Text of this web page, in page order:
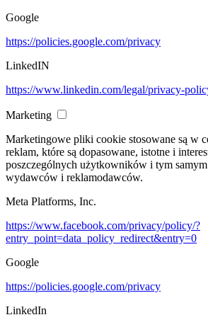
Google
https://policies.google.com/privacy
LinkedIN
https://www.linkedin.com/legal/privacy-
Marketing
Marketingowe pliki cookie stosowane są w
reklam, które są dopasowane, istotne i
poszczególnych użytkowników i tym
wydawców i reklamodawców.
Meta Platforms, Inc.
https://www.facebook.com/privacy/policy/?
entry_point=data_policy_redirect&entry=0
Google
https://policies.google.com/privacy
LinkedIn